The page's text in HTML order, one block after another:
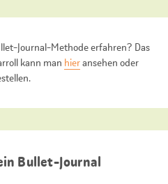
Journal-Methode erfahren? Das
kann man hieransehen oder
Bullet-Journal